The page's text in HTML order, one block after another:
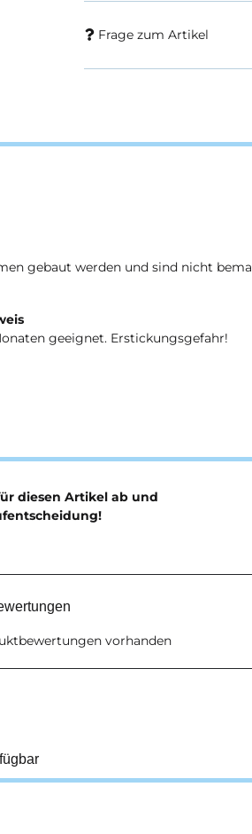
Frage zum Artikel
gebaut werden und sind nicht
geeignet. Erstickungsgefahr!
diesen Artikel ab und
vorhanden